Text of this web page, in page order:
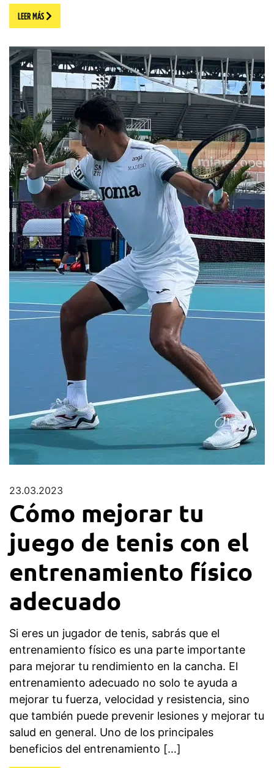
LEER MÁS
23.03.2023
Cómo mejorar tu
juego de tenis con el
entrenamiento físico
adecuado
Si eres un jugador de tenis, sabrás que el
entrenamiento físico es una parte importante
para mejorar tu rendimiento en la cancha. El
entrenamiento adecuado no solo te ayuda a
mejorar tu fuerza, velocidad y resistencia, sino
que también puede prevenir lesiones y mejorar tu
salud en general. Uno de los principales
beneficios del entrenamiento […]